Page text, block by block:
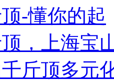
-懂你的起
，上海宝
千斤顶多元